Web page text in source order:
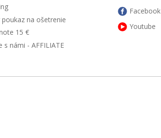
na ošetrenie
15 €
s námi - AFFILIATE
Facebook
Youtube